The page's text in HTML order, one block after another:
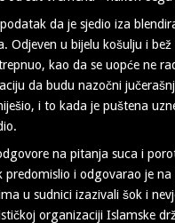
da je sjedio iza
Odjeven u bijelu košulju i
kao da se uopće ne
da budu nazočni
i to kada je puštena
na pitanja suca i
predomislio i odgovarao je
u sudnici izazivali šok i
organizaciji Islamske